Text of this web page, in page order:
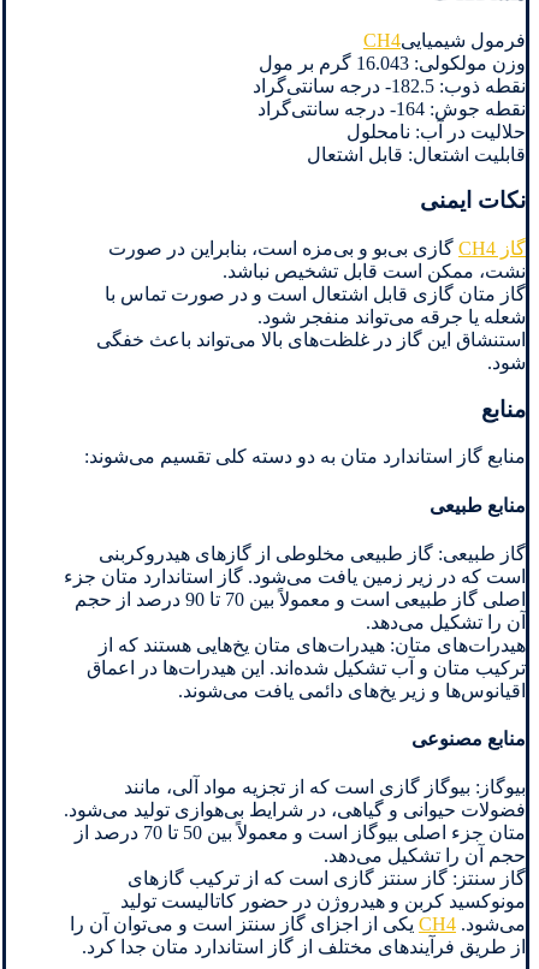
فرمول شیمیاییCH4
وزن مولکولی: 16.043 گرم بر مول
نقطه ذوب: 182.5- درجه سانتی‌گراد
نقطه جوش: 164- درجه سانتی‌گراد
حلالیت در آب: نامحلول
قابلیت اشتعال: قابل اشتعال
نکات ایمنی
گاز CH4
گازی بی‌بو و بی‌مزه است، بنابراین در صورت
نشت، ممکن است قابل تشخیص نباشد.
گاز متان گازی قابل اشتعال است و در صورت تماس با
شعله یا جرقه می‌تواند منفجر شود.
استنشاق این گاز در غلظت‌های بالا می‌تواند باعث خفگی
شود.
منابع
منابع گاز استاندارد متان به دو دسته کلی تقسیم می‌شوند:
منابع طبیعی
گاز طبیعی: گاز طبیعی مخلوطی از گازهای هیدروکربنی
است که در زیر زمین یافت می‌شود. گاز استاندارد متان جزء
اصلی گاز طبیعی است و معمولاً بین 70 تا 90 درصد از حجم
آن را تشکیل می‌دهد.
هیدرات‌های متان: هیدرات‌های متان یخ‌هایی هستند که از
ترکیب متان و آب تشکیل شده‌اند. این هیدرات‌ها در اعماق
اقیانوس‌ها و زیر یخ‌های دائمی یافت می‌شوند.
منابع مصنوعی
بیوگاز: بیوگاز گازی است که از تجزیه مواد آلی، مانند
فضولات حیوانی و گیاهی، در شرایط بی‌هوازی تولید می‌شود.
متان جزء اصلی بیوگاز است و معمولاً بین 50 تا 70 درصد از
حجم آن را تشکیل می‌دهد.
گاز سنتز: گاز سنتز گازی است که از ترکیب گازهای
مونوکسید کربن و هیدروژن در حضور کاتالیست تولید
می‌شود. CH4 یکی از اجزای گاز سنتز است و می‌توان آن را
از طریق فرآیندهای مختلف از گاز استاندارد متان جدا کرد.